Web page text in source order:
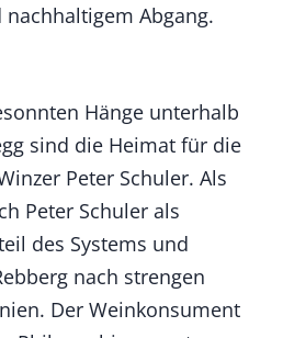
Abgang.
Hänge unterhalb
sind die Heimat für die
Peter Schuler. Als
Peter Schuler als
des Systems und
nach strengen
Der Weinkonsument